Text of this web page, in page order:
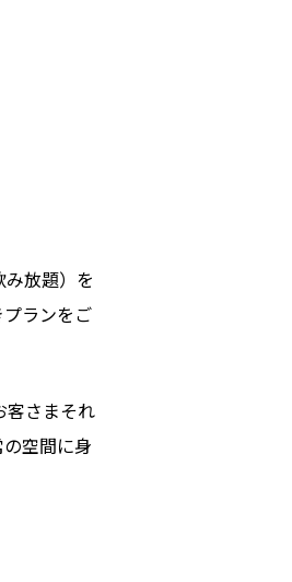
放題）を
ランをご
客さまそれ
空間に身